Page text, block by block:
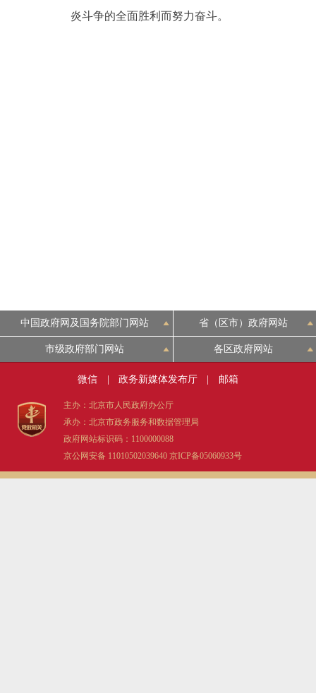
炎斗争的全面胜利而努力奋斗。
中国政府网及国务院部门网站 省（区市）政府网站
市级政府部门网站 各区政府网站
微信 政务新媒体发布厅 邮箱
主办：北京市人民政府办公厅
承办：北京市政务服务和数据管理局
政府网站标识码：1100000088
京公网安备 11010502039640 京ICP备05060933号